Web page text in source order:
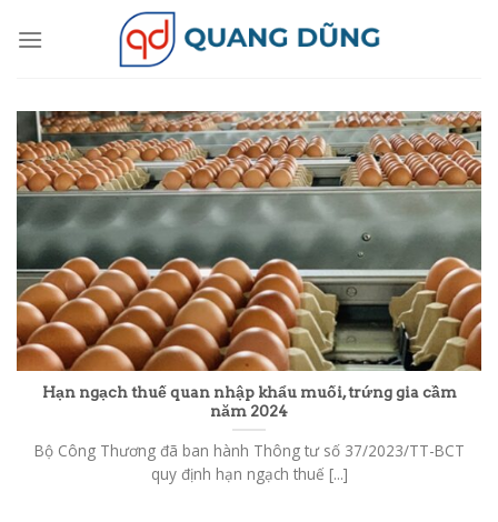
Hạn ngạch thuế quan nhập khẩu muối, trứng gia cầm
năm 2024
Bộ Công Thương đã ban hành Thông tư số 37/2023/TT-BCT
quy định hạn ngạch thuế [...]